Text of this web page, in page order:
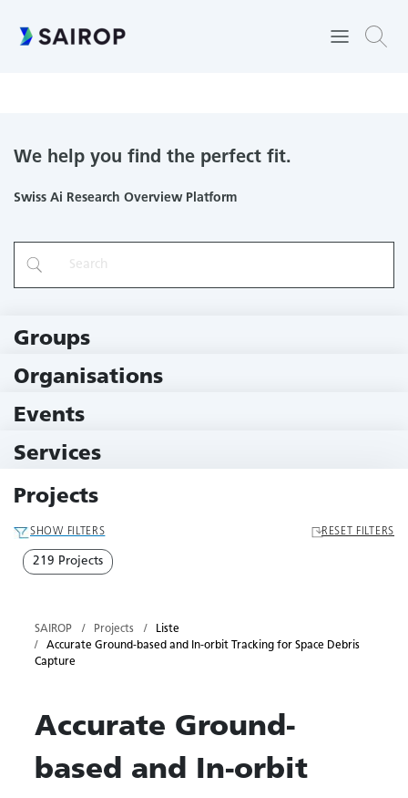
Capture
We help you find the perfect fit.
Swiss Ai Research Overview Platform
Groups
Organisations
Events
Services
Projects
SHOW FILTERS RESET FILTERS
219 Projects
SAIROP Projects
Liste
Accurate Ground-based and In-orbit Tracking for Space Debris
Capture
Accurate Ground-
based and In-orbit